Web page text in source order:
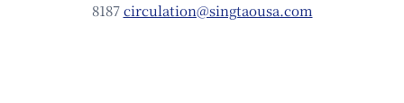
8187circulation@singtaousa.com